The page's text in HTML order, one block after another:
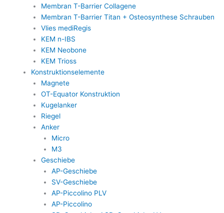
Membran T-Barrier Collagene
Membran T-Barrier Titan + Osteosynthese Schrauben
Vlies mediRegis
KEM n-IBS
KEM Neobone
KEM Trioss
Konstruktionselemente
Magnete
OT-Equator Konstruktion
Kugelanker
Riegel
Anker
Micro
M3
Geschiebe
AP-Geschiebe
SV-Geschiebe
AP-Piccolino PLV
AP-Piccolino